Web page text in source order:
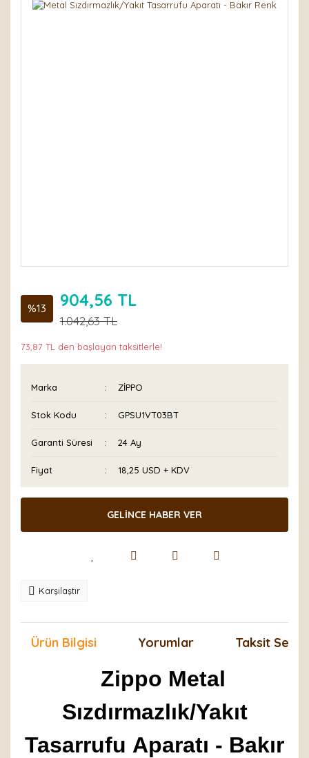
%13 904,56 TL
1.042,63 TL
73,87 TL den başlayan taksitlerle!
Marka ZİPPO
Stok Kodu GPSU1VT03BT
Garanti Süresi 24 Ay
Fiyat 18,25 USD + KDV
GELİNCE HABER VER
Karşılaştır
Ürün Bilgisi Yorumlar Taksit
Zippo Metal
Sızdırmazlık/Yakıt
Tasarrufu Aparatı - Bakır